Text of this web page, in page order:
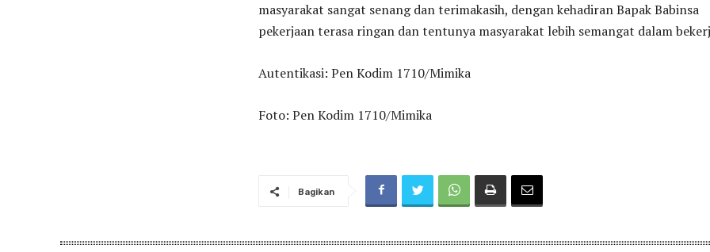
masyarakat sangat senang dan terimakasih, dengan kehadiran Bapak Babinsa
pekerjaan terasa ringan dan tentunya masyarakat lebih semangat dalam
Autentikasi: Pen Kodim 1710/Mimika
Foto: Pen Kodim 1710/Mimika
Bagikan